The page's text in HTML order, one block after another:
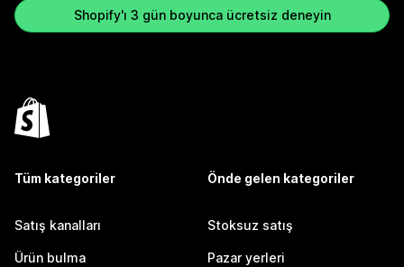
Shopify'ı 3 gün boyunca ücretsiz deneyin
Tüm kategoriler
Satış kanalları
Ürün bulma
Önde gelen kategoriler
Stoksuz satış
Pazar yerleri